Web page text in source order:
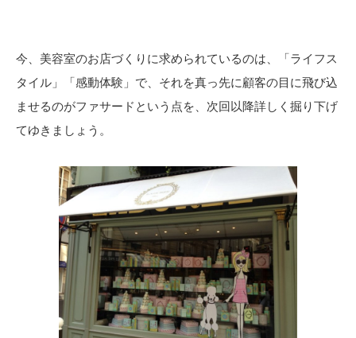
今、美容室のお店づくりに求められているのは、「ライフス
タイル」「感動体験」で、それを真っ先に顧客の目に飛び込
ませるのがファサードという点を、次回以降詳しく掘り下げ
てゆきましょう。